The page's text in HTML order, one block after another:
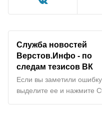
Служба новостей
Верстов.Инфо - по
следам тезисов ВК
Если вы заметили ошибку
выделите ее и нажмите